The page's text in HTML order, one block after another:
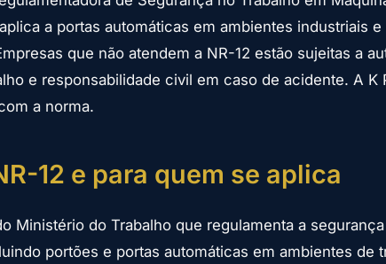
a portas automáticas em ambientes industriais
que não atendem a NR-12 estão sujeitas a
e responsabilidade civil em caso de acidente. A K
a norma.
12 e para quem se aplica
Ministério do Trabalho que regulamenta a
portões e portas automáticas em ambientes de